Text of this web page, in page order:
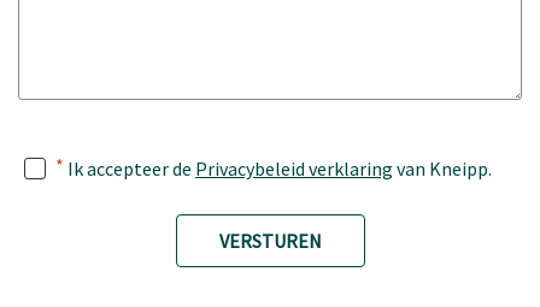
* Ik accepteer de Privacybeleid verklaring van Kneipp.
VERSTUREN